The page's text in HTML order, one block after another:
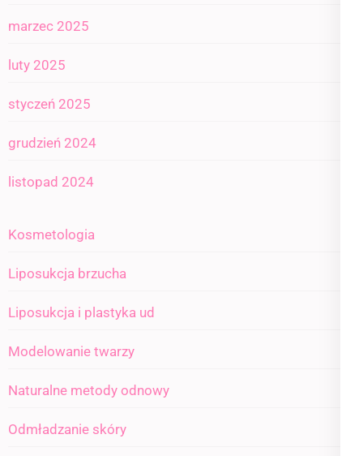
marzec 2025
luty 2025
styczeń 2025
grudzień 2024
listopad 2024
Kosmetologia
Liposukcja brzucha
Liposukcja i plastyka ud
Modelowanie twarzy
Naturalne metody odnowy
Odmładzanie skóry